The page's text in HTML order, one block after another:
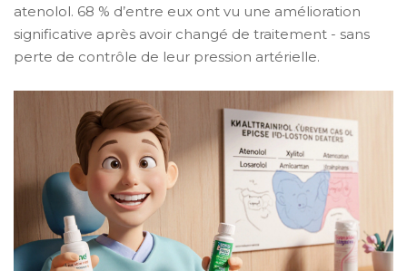
atenolol. 68 % d’entre eux ont vu une amélioration
significative après avoir changé de traitement - sans
perte de contrôle de leur pression artérielle.